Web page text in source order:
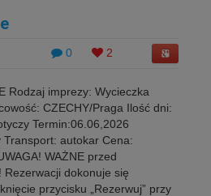
0 2
Rodzaj imprezy: Wycieczka
CZECHY/Praga Ilość dni:
Termin:06.06,2026
autokar Cena:
WAŻNE przed
dokonuje się
przycisku „Rezerwuj” przy